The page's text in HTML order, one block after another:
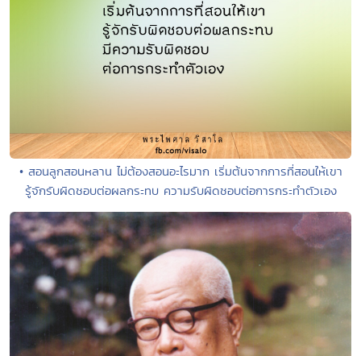
• สอนลูกสอนหลาน ไม่ต้องสอนอะไรมาก เริ่มต้นจากการที่สอนให้เขา
รู้จักรับผิดชอบต่อผลกระทบ ความรับผิดชอบต่อการกระทำตัวเอง